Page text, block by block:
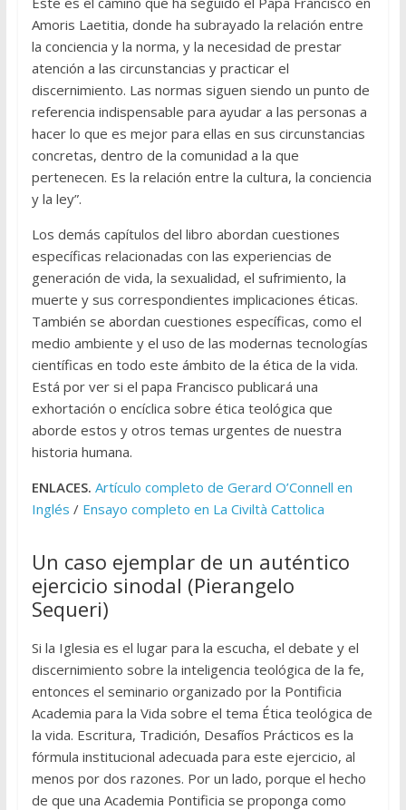
Amoris Laetitia, donde ha subrayado la relación entre
la conciencia y la norma, y la necesidad de prestar
atención a las circunstancias y practicar el
discernimiento. Las normas siguen siendo un punto de
referencia indispensable para ayudar a las personas a
hacer lo que es mejor para ellas en sus circunstancias
concretas, dentro de la comunidad a la que
pertenecen. Es la relación entre la cultura, la conciencia
y la ley”.
Los demás capítulos del libro abordan cuestiones
específicas relacionadas con las experiencias de
generación de vida, la sexualidad, el sufrimiento, la
muerte y sus correspondientes implicaciones éticas.
También se abordan cuestiones específicas, como el
medio ambiente y el uso de las modernas tecnologías
científicas en todo este ámbito de la ética de la vida.
Está por ver si el papa Francisco publicará una
exhortación o encíclica sobre ética teológica que
aborde estos y otros temas urgentes de nuestra
historia humana.
ENLACES. Artículo completo de Gerard O’Connell en
Inglés / Ensayo completo en La Civiltà Cattolica
Un caso ejemplar de un auténtico
ejercicio sinodal (Pierangelo
Sequeri)
Si la Iglesia es el lugar para la escucha, el debate y el
discernimiento sobre la inteligencia teológica de la fe,
entonces el seminario organizado por la Pontificia
Academia para la Vida sobre el tema Ética teológica de
la vida. Escritura, Tradición, Desafíos Prácticos es la
fórmula institucional adecuada para este ejercicio, al
menos por dos razones. Por un lado, porque el hecho
de que una Academia Pontificia se proponga como